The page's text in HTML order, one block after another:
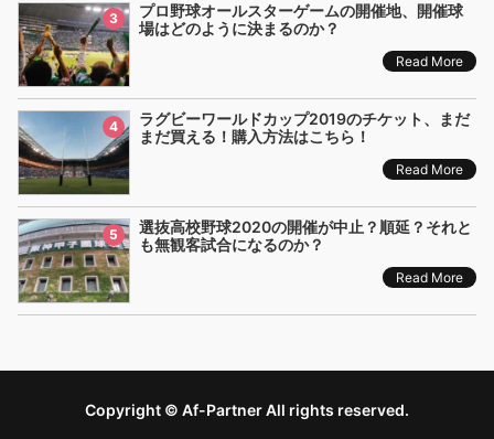
3
プロ野球オールスターゲームの開催地、開催球
場はどのように決まるのか？
Read More
4
ラグビーワールドカップ2019のチケット、まだ
まだ買える！購入方法はこちら！
Read More
5
選抜高校野球2020の開催が中止？順延？それと
も無観客試合になるのか？
Read More
Copyright © Af-Partner All rights reserved.